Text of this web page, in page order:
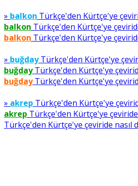
» balkon Türkçe'den Kürtçe'ye
balkon Türkçe'den Kürtçe'ye
balkon Türkçe'den Kürtçe'ye
» buğdayTürkçe'den Kürtçe'ye
buğdayTürkçe'den Kürtçe'ye
buğdayTürkçe'den Kürtçe'ye
» akrep Türkçe'den Kürtçe'ye
akrep Türkçe'den Kürtçe'ye
Türkçe'den Kürtçe'ye çeviride nasıl